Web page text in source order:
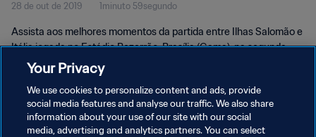
Momentos
28 de out de 2019 1minuto 59segundo
Assista aos melhores momentos da partida entre Ilhas Salomão e
Itália jogada no Estádio Bezerrão, Brasília (Gama), na segunda-
feira, dia 28 de outubro de 2019.
Your Privacy
We use cookies to personalize content and ads, provide
social media features and analyse our traffic. We also share
information about your use of our site with our social
media, advertising and analytics partners. You can select